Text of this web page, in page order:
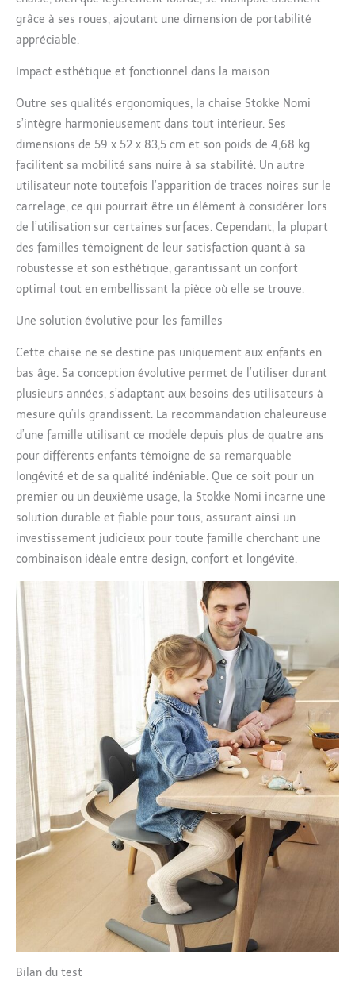
et le repose-pieds sont
réglables d'une simple
automatiquement lors
De plus, la construction
solide peut supporter
jusqu'à 150 kg.
CONCEPTION AVEC UN
entré dans le secteur du
mobilier et des
accessoires pour enfants
en 1972, et depuis lors,
tous nos produits ont été
conçus pour défier
l'ordinaire, favoriser un
entretenir les liens
grâce à ses roues, ajoutant une dimension de portabilité
appréciable.
Impact esthétique et fonctionnel dans la maison
Outre ses qualités ergonomiques, la chaise Stokke Nomi
s’intègre harmonieusement dans tout intérieur. Ses
dimensions de 59 x 52 x 83,5 cm et son poids de 4,68 kg
facilitent sa mobilité sans nuire à sa stabilité. Un autre
utilisateur note toutefois l’apparition de traces noires sur le
carrelage, ce qui pourrait être un élément à considérer lors
de l’utilisation sur certaines surfaces. Cependant, la plupart
des familles témoignent de leur satisfaction quant à sa
robustesse et son esthétique, garantissant un confort
optimal tout en embellissant la pièce où elle se trouve.
Une solution évolutive pour les familles
Cette chaise ne se destine pas uniquement aux enfants en
bas âge. Sa conception évolutive permet de l’utiliser durant
plusieurs années, s’adaptant aux besoins des utilisateurs à
mesure qu’ils grandissent. La recommandation chaleureuse
d’une famille utilisant ce modèle depuis plus de quatre ans
pour différents enfants témoigne de sa remarquable
longévité et de sa qualité indéniable. Que ce soit pour un
premier ou un deuxième usage, la Stokke Nomi incarne une
solution durable et fiable pour tous, assurant ainsi un
investissement judicieux pour toute famille cherchant une
combinaison idéale entre design, confort et longévité.
Bilan du test